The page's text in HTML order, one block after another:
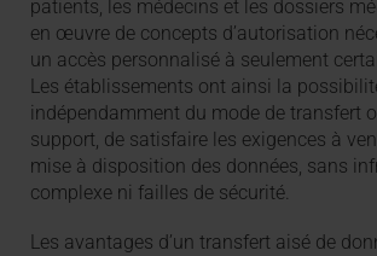
patients, les médecins et les dossiers
en œuvre de concepts d’autorisation
un accès personnalisé à seulement
Les établissements ont ainsi la
indépendamment du mode de transfert
support, de satisfaire les exigences à
mise à disposition des données, sans
complexe ni failles de sécurité.
Les avantages d’un transfert aisé de